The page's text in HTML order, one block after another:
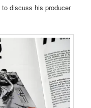
to discuss his producer